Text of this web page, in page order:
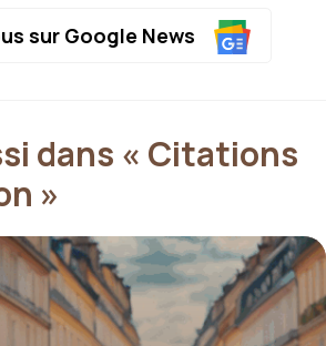
sur Google News
dans « Citations
»